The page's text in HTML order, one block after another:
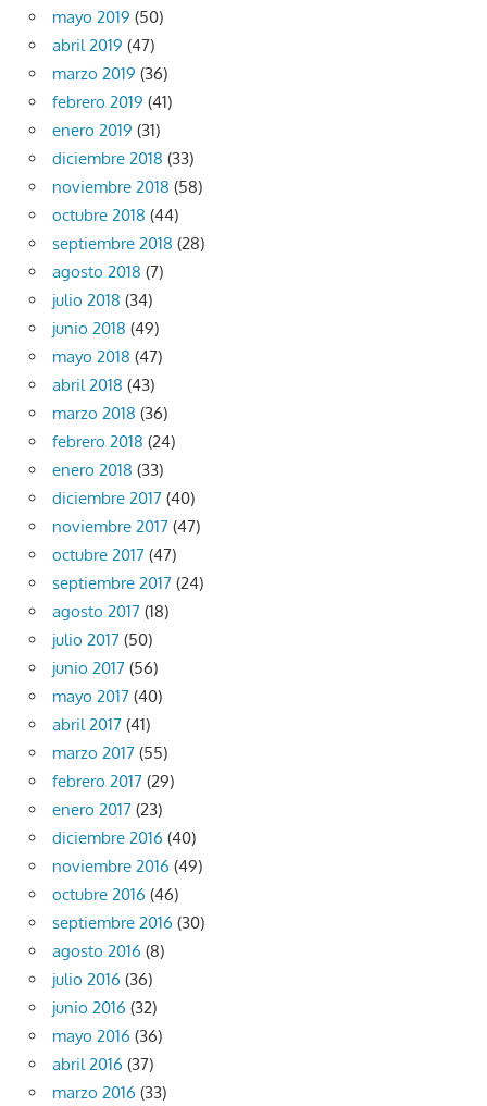
mayo 2019 (50)
abril 2019 (47)
marzo 2019 (36)
febrero 2019 (41)
enero 2019 (31)
diciembre 2018 (33)
noviembre 2018 (58)
octubre 2018 (44)
septiembre 2018 (28)
agosto 2018 (7)
julio 2018 (34)
junio 2018 (49)
mayo 2018 (47)
abril 2018 (43)
marzo 2018 (36)
febrero 2018 (24)
enero 2018 (33)
diciembre 2017 (40)
noviembre 2017 (47)
octubre 2017 (47)
septiembre 2017 (24)
agosto 2017 (18)
julio 2017 (50)
junio 2017 (56)
mayo 2017 (40)
abril 2017 (41)
marzo 2017 (55)
febrero 2017 (29)
enero 2017 (23)
diciembre 2016 (40)
noviembre 2016 (49)
octubre 2016 (46)
septiembre 2016 (30)
agosto 2016 (8)
julio 2016 (36)
junio 2016 (32)
mayo 2016 (36)
abril 2016 (37)
marzo 2016 (33)